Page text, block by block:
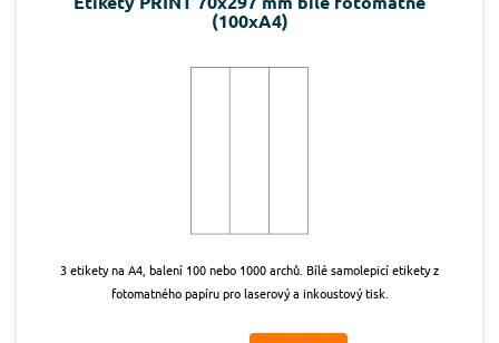
(100xA4)
3 etikety na A4, balení 100 nebo 1000 archů. Bílé samolepicí etikety z
fotomatného papíru pro laserový a inkoustový tisk.